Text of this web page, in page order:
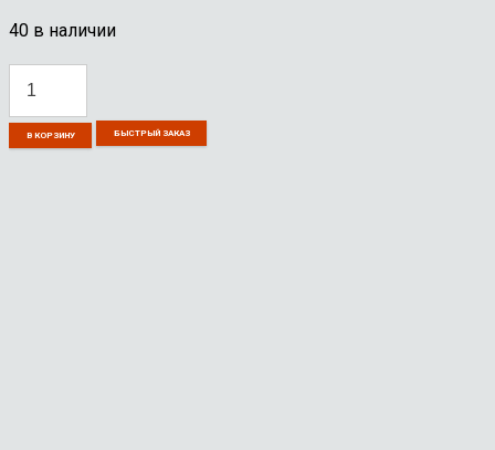
40 в наличии
ДЕРЖАВКА
В КОРЗИНУ БЫСТРЫЙ ЗАКАЗ